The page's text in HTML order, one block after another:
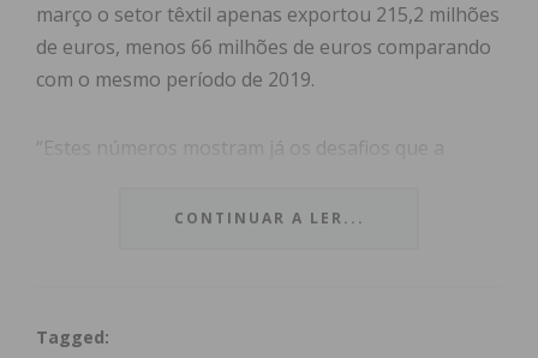
março o setor têxtil apenas exportou 215,2 milhões
de euros, menos 66 milhões de euros comparando
com o mesmo período de 2019.
“Estes números mostram já os desafios que a
de enfrentar e as quedas irão repetir-se nos
Para o representante das empresas do setor, são
CONTINUAR A LER...
Tagged: